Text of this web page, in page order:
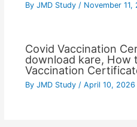
By JMD Study / November 11,
Covid Vaccination
download kare, How
Vaccination
By JMD Study / April 10, 2026